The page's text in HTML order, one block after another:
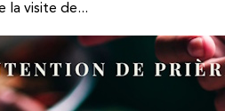
la visite de...